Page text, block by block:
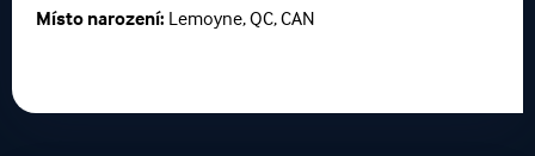
Místo narození: Lemoyne, QC, CAN